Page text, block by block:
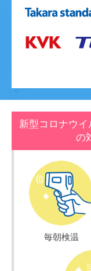
新型コロナウ
の
毎朝検温